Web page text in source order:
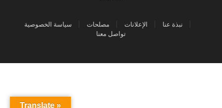
Translate »
سياسة الخصوصية مصلحات الإعلانات
نبذة عنا
تواصل معنا